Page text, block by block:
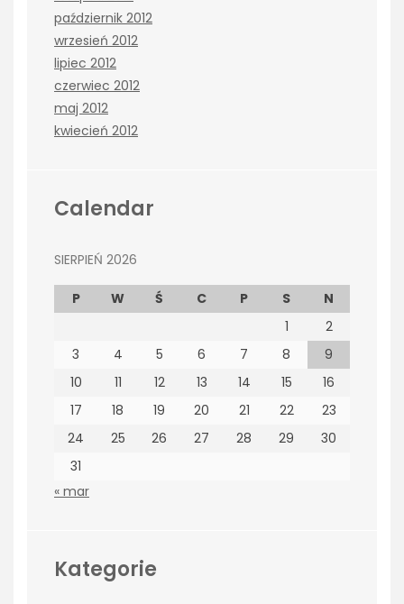
październik 2012
wrzesień 2012
lipiec 2012
czerwiec 2012
maj 2012
kwiecień 2012
Calendar
SIERPIEŃ 2026
P W Ś C P S
N
1
2
3
4 5 6 7 8
9
10
11 12 13 14 15
16
17
18 19 20 21 22
23
24
25 26 27 28 29
30
31
« mar
Kategorie